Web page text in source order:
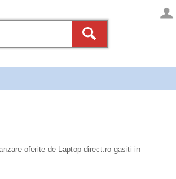
oferite de Laptop-direct.ro gasiti in